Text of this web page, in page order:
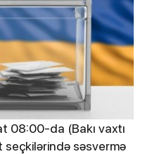
08:00-da (Bakı vaxtı
səsvermə